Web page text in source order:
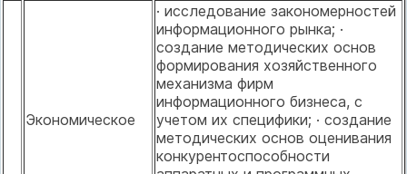
Экономическое
· исследование закономерностей
информационного рынка; ·
создание методических основ
формирования хозяйственного
механизма фирм
информационного бизнеса, с
учетом их специфики; · создание
методических основ оценивания
конкурентоспособности